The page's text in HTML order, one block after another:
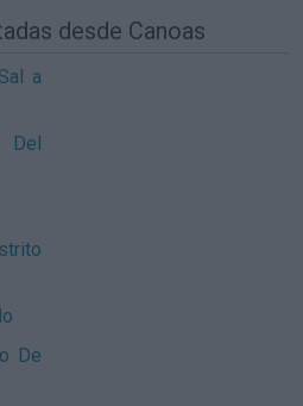
desde Canoas
a
Del
De